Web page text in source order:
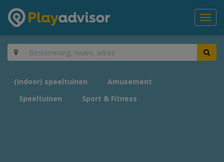
(Indoor) speeltuinen
Amusement
Speeltuinen
Sport & Fitness